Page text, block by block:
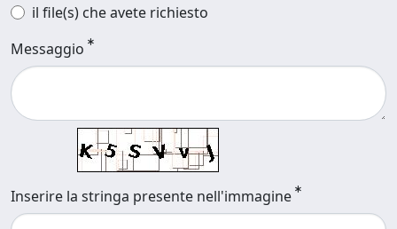
il file(s) che avete richiesto
Messaggio
Inserire la stringa presente nell'immagine